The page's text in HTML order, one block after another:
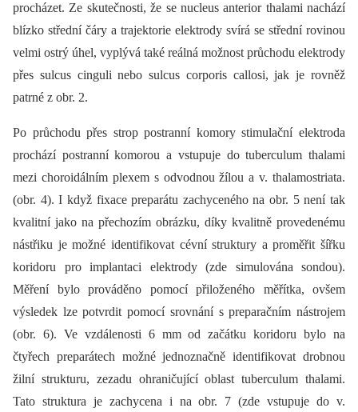
procházet. Ze skutečnosti, že se nucleus anterior thalami nachází
blízko střední čáry a trajektorie elektrody svírá se střední rovinou
velmi ostrý úhel, vyplývá také reálná možnost průchodu elektrody
přes sulcus cinguli nebo sulcus corporis callosi, jak je rovněž
patrné z obr. 2.
Po průchodu přes strop postranní komory stimulační elektroda
prochází postranní komorou a vstupuje do tuberculum thalami
mezi choroidálním plexem s odvodnou žílou a v. thalamostriata.
(obr. 4). I když fixace preparátu zachyceného na obr. 5 není tak
kvalitní jako na přechozím obrázku, díky kvalitně provedenému
nástřiku je možné identifikovat cévní struktury a proměřit šířku
koridoru pro implantaci elektrody (zde simulována sondou).
Měření bylo prováděno pomocí přiloženého měřítka, ovšem
výsledek lze potvrdit pomocí srovnání s preparačním nástrojem
(obr. 6). Ve vzdálenosti 6 mm od začátku koridoru bylo na
čtyřech preparátech možné jednoznačně identifikovat drobnou
žilní strukturu, zezadu ohraničující oblast tuberculum thalami.
Tato struktura je zachycena i na obr. 7 (zde vstupuje do v.